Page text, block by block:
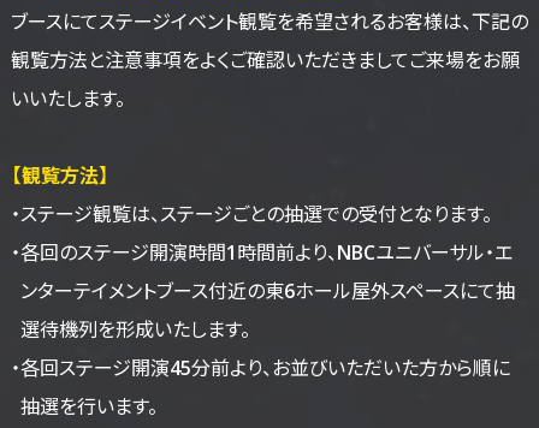
ブースにてステージイベント観覧を希望されるお客様は、下記の
観覧方法と注意事項をよくご確認いただきましてご来場をお願
いいたします。
【観覧方法】
・ステージ観覧は、ステージごとの抽選での受付となります。
・各回のステージ開演時間1時間前より、NBCユニバーサル・エ
ンターテイメントブース付近の東6ホール屋外スペースにて抽
選待機列を形成いたします。
・各回ステージ開演45分前より、お並びいただいた方から順に
抽選を行います。